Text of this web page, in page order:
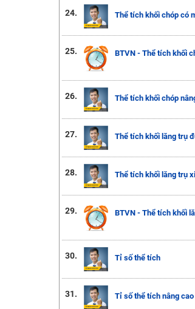
24. Thể tích khối chóp có
25. BTVN - Thể tích khối
26. Thể tích khối chóp
27. Thể tích khối lăng trụ
28. Thể tích khối lăng trụ
29. BTVN - Thể tích khối
30. Tỉ số thể tích
31. Tỉ số thể tích nâng cao